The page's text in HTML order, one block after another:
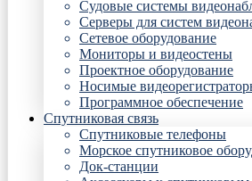
Судовые системы
Серверы для систем
Сетевое оборудование
Мониторы и видеостены
Проектное оборудование
Носимые
Программное обеспечение
Спутниковая связь
Спутниковые телефоны
Морское спутниковое
Док-станции